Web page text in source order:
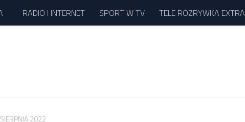
RADIO I INTERNET SPORT W TV TELE ROZRYWKA EXTRA
2022